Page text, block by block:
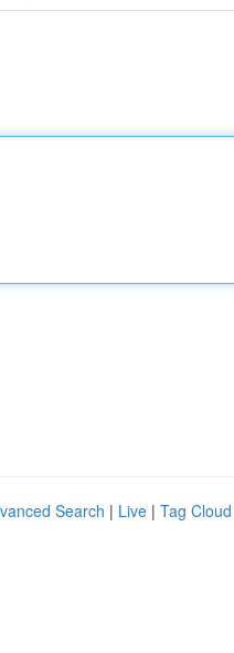
Search | Live | Tag Cloud